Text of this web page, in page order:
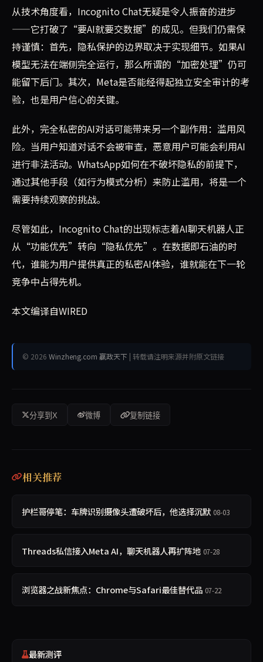
从技术角度看，Incognito Chat无疑是令人振奋的进步
——它打破了“要AI就要交数据”的成见。但我们仍需保
持谨慎：首先，隐私保护的边界取决于实现细节。如果AI
模型无法在端侧完全运行，那么所谓的“加密处理”仍可
能留下后门。其次，Meta是否能经得起独立安全审计的考
验，也是用户信心的关键。
此外，完全私密的AI对话可能带来另一个副作用：滥用风
险。当用户知道对话不会被审查，恶意用户可能会利用AI
进行非法活动。WhatsApp如何在不破坏隐私的前提下，
通过其他手段（如行为模式分析）来防止滥用，将是一个
需要持续观察的挑战。
尽管如此，Incognito Chat的出现标志着AI聊天机器人正
从“功能优先”转向“隐私优先”。在数据即石油的时
代，谁能为用户提供真正的私密AI体验，谁就能在下一轮
竞争中占得先机。
本文编译自WIRED
© 2026 Winzheng.com 赢政天下 | 转载请注明来源并附原文链接
分享到X 微博 复制链接
相关推荐
护栏哥停笔：车牌识别摄像头遭破坏后，他选择沉默 08-03
Threads私信接入Meta AI，聊天机器人再扩阵地 07-28
浏览器之战新焦点：Chrome与Safari最佳替代品 07-22
最新测评